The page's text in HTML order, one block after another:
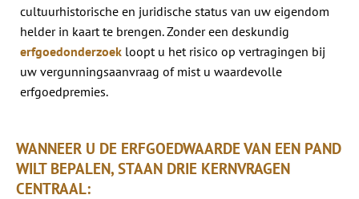
cultuurhistorische en juridische status van uw eigendom
helder in kaart te brengen. Zonder een deskundig
erfgoedonderzoek loopt u het risico op vertragingen bij
uw vergunningsaanvraag of mist u waardevolle
erfgoedpremies.
WANNEER U DE ERFGOEDWAARDE VAN EEN PAND
WILT BEPALEN, STAAN DRIE KERNVRAGEN
CENTRAAL: